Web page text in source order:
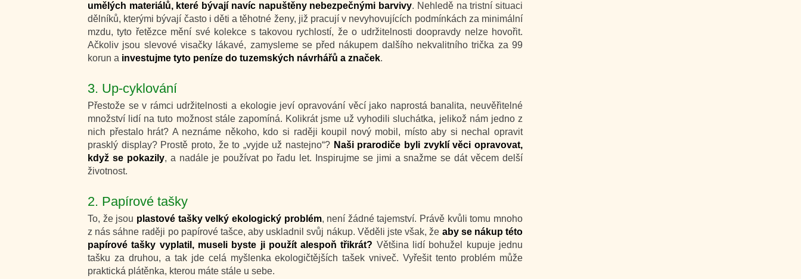
umělých materiálů, které bývají navíc napuštěny nebezpečnými barvivy. Nehledě na tristní situaci
dělníků, kterými bývají často i děti a těhotné ženy, již pracují v nevyhovujících podmínkách za minimální
mzdu, tyto řetězce mění své kolekce s takovou rychlostí, že o udržitelnosti doopravdy nelze hovořit.
Ačkoliv jsou slevové visačky lákavé, zamysleme se před nákupem dalšího nekvalitního trička za 99
korun a investujme tyto peníze do tuzemských návrhářů a značek.
3. Up-cyklování
Přestože se v rámci udržitelnosti a ekologie jeví opravování věcí jako naprostá banalita, neuvěřitelné
množství lidí na tuto možnost stále zapomíná. Kolikrát jsme už vyhodili sluchátka, jelikož nám jedno z
nich přestalo hrát? A neznáme někoho, kdo si raději koupil nový mobil, místo aby si nechal opravit
prasklý display? Prostě proto, že to „vyjde už nastejno“? Naši prarodiče byli zvyklí věci opravovat,
když se pokazily, a nadále je používat po řadu let. Inspirujme se jimi a snažme se dát věcem delší
životnost.
2. Papírové tašky
To, že jsou plastové tašky velký ekologický problém, není žádné tajemství. Právě kvůli tomu mnoho
z nás sáhne raději po papírové tašce, aby uskladnil svůj nákup. Věděli jste však, že aby se nákup této
papírové tašky vyplatil, museli byste ji použít alespoň třikrát? Většina lidí bohužel kupuje jednu
tašku za druhou, a tak jde celá myšlenka ekologičtějších tašek vniveč. Vyřešit tento problém může
praktická plátěnka, kterou máte stále u sebe.